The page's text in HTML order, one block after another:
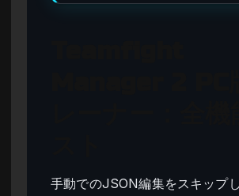
手動でのJSON編集をスキップ